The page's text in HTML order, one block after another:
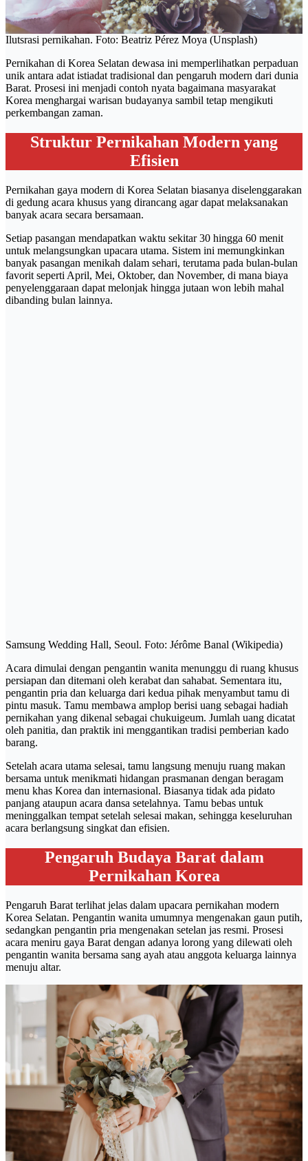
Ilutsrasi pernikahan. Foto: Beatriz Pérez Moya (Unsplash)
Pernikahan di Korea Selatan dewasa ini memperlihatkan perpaduan
unik antara adat istiadat tradisional dan pengaruh modern dari dunia
Barat. Prosesi ini menjadi contoh nyata bagaimana masyarakat
Korea menghargai warisan budayanya sambil tetap mengikuti
perkembangan zaman.
Struktur Pernikahan Modern yang
Efisien
Pernikahan gaya modern di Korea Selatan biasanya diselenggarakan
di gedung acara khusus yang dirancang agar dapat melaksanakan
banyak acara secara bersamaan.
Setiap pasangan mendapatkan waktu sekitar 30 hingga 60 menit
untuk melangsungkan upacara utama. Sistem ini memungkinkan
banyak pasangan menikah dalam sehari, terutama pada bulan-bulan
favorit seperti April, Mei, Oktober, dan November, di mana biaya
penyelenggaraan dapat melonjak hingga jutaan won lebih mahal
dibanding bulan lainnya.
Samsung Wedding Hall, Seoul. Foto: Jérôme Banal (Wikipedia)
Acara dimulai dengan pengantin wanita menunggu di ruang khusus
persiapan dan ditemani oleh kerabat dan sahabat. Sementara itu,
pengantin pria dan keluarga dari kedua pihak menyambut tamu di
pintu masuk. Tamu membawa amplop berisi uang sebagai hadiah
pernikahan yang dikenal sebagai chukuigeum. Jumlah uang dicatat
oleh panitia, dan praktik ini menggantikan tradisi pemberian kado
barang.
Setelah acara utama selesai, tamu langsung menuju ruang makan
bersama untuk menikmati hidangan prasmanan dengan beragam
menu khas Korea dan internasional. Biasanya tidak ada pidato
panjang ataupun acara dansa setelahnya. Tamu bebas untuk
meninggalkan tempat setelah selesai makan, sehingga keseluruhan
acara berlangsung singkat dan efisien.
Pengaruh Budaya Barat dalam
Pernikahan Korea
Pengaruh Barat terlihat jelas dalam upacara pernikahan modern
Korea Selatan. Pengantin wanita umumnya mengenakan gaun putih,
sedangkan pengantin pria mengenakan setelan jas resmi. Prosesi
acara meniru gaya Barat dengan adanya lorong yang dilewati oleh
pengantin wanita bersama sang ayah atau anggota keluarga lainnya
menuju altar.